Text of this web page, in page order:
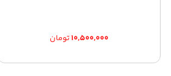
۱۰,۵۰۰,۰۰۰تومان